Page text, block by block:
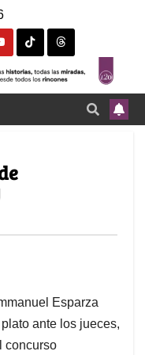
Esparza
ante los jueces,
concurso